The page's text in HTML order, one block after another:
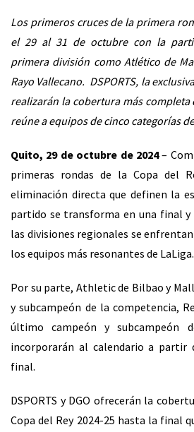
Los primeros cruces de la primera
el 29 al 31 de octubre con la
primera división como Atlético de
Rayo Vallecano. DSPORTS, la
realizarán la cobertura más
reúne a equipos de cinco categorías
Quito, 29 de octubre de 2024–
primeras rondas de la Copa del
eliminación directa que definen la
partido se transforma en una final y
las divisiones regionales se
los equipos más resonantes de LaLiga.
Por su parte, Athletic de Bilbao y
y subcampeón de la competencia,
último campeón y subcampeón
incorporarán al calendario a partir
final.
DSPORTS y DGO ofrecerán la
Copa del Rey 2024-25 hasta la final